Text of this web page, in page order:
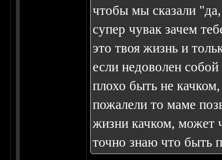
чтобы мы сказали
супер чувак зачем
это твоя жизнь и
если недоволен
плохо быть не
пожалели то маме
жизни качком, может
точно знаю что